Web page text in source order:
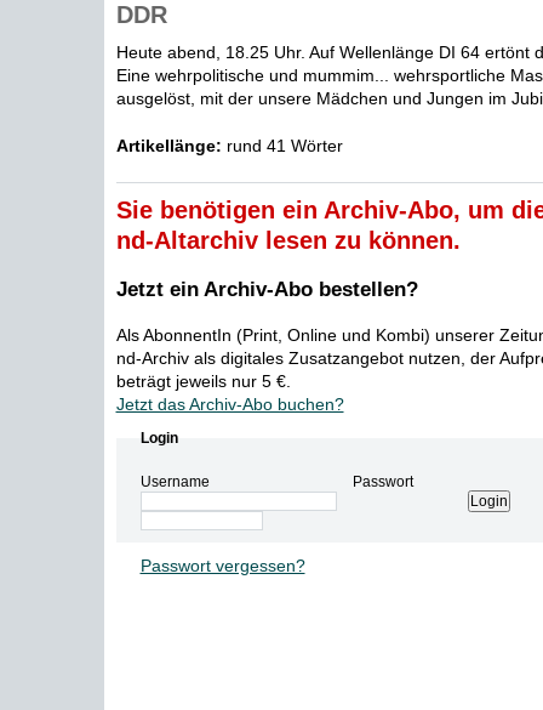
DDR
Heute abend, 18.25 Uhr. Auf Wellenlänge DI 64 ertönt
Eine wehrpolitische und mummim... wehrsportliche
ausgelöst, mit der unsere Mädchen und Jungen im
Artikellänge: rund 41 Wörter
Sie benötigen ein Archiv-Abo, um
nd-Altarchiv lesen zu können.
Jetzt ein Archiv-Abo bestellen?
Als AbonnentIn (Print, Online und Kombi) unserer
nd-Archiv als digitales Zusatzangebot nutzen, der
beträgt jeweils nur 5 €.
Jetzt das Archiv-Abo buchen?
Login
Username Passwort
Passwort vergessen?